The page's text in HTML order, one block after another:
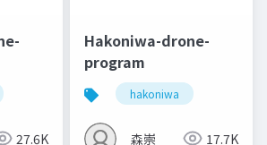
27.6K
Hakoniwa-drone-
program
hakoniwa
森崇 17.7K